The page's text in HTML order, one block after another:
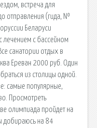
встреча для
отправления (гида, №
Беларуси
лечением с бассейном
санатории отдых в
Ереван 2000 руб. Один
из столицы одной.
самые популярные,
Просмотреть
олимпиада пройдет на
добираюсь на 84